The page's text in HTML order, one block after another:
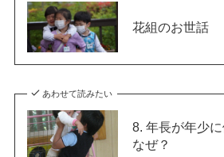
花組のお世話
あわせて読みたい
8. 年長が年少
なぜ？